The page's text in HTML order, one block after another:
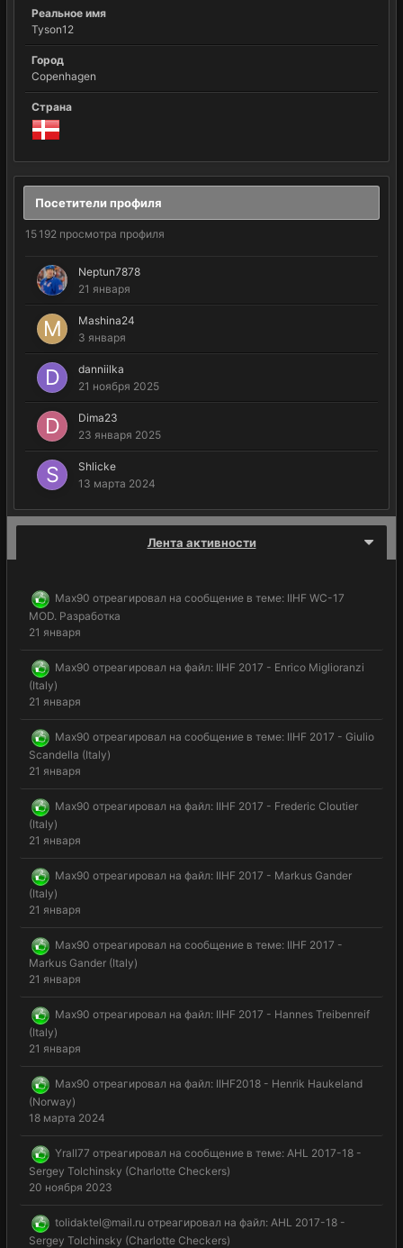
Реальное имя
Tyson12
Город
Copenhagen
Страна
Посетители профиля
15 192 просмотра профиля
Neptun7878
21 января
Mashina24
3 января
danniilka
21 ноября 2025
Dima23
23 января 2025
Shlicke
13 марта 2024
Лента активности
Max90 отреагировал на сообщение в теме: IIHF WC-17
MOD. Разработка
21 января
Max90 отреагировал на файл: IIHF 2017 - Enrico Miglioranzi
(Italy)
21 января
Max90 отреагировал на сообщение в теме: IIHF 2017 - Giulio
Scandella (Italy)
21 января
Max90 отреагировал на файл: IIHF 2017 - Frederic Cloutier
(Italy)
21 января
Max90 отреагировал на файл: IIHF 2017 - Markus Gander
(Italy)
21 января
Max90 отреагировал на сообщение в теме: IIHF 2017 -
Markus Gander (Italy)
21 января
Max90 отреагировал на файл: IIHF 2017 - Hannes Treibenreif
(Italy)
21 января
Max90 отреагировал на файл: IIHF2018 - Henrik Haukeland
(Norway)
18 марта 2024
Yrall77 отреагировал на сообщение в теме: AHL 2017-18 -
Sergey Tolchinsky (Charlotte Checkers)
20 ноября 2023
tolidaktel@mail.ru отреагировал на файл: AHL 2017-18 -
Sergey Tolchinsky (Charlotte Checkers)